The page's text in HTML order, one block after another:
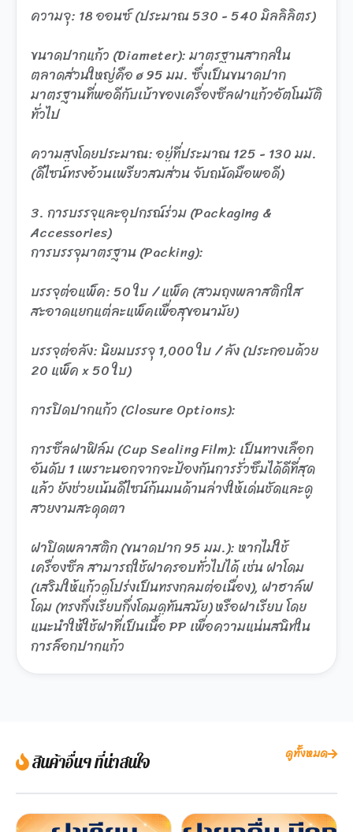
ความจุ: 18 ออนซ์ (ประมาณ 530 - 540 มิลลิลิตร)
ขนาดปากแก้ว (Diameter): มาตรฐานสากลใน
ตลาดส่วนใหญ่คือ ø 95 มม. ซึ่งเป็นขนาดปาก
มาตรฐานที่พอดีกับเบ้าของเครื่องซีลฝาแก้วอัตโนมัติ
ทั่วไป
ความสูงโดยประมาณ: อยู่ที่ประมาณ 125 - 130 มม.
(ดีไซน์ทรงอ้วนเพรียวสมส่วน จับถนัดมือพอดี)
3. การบรรจุและอุปกรณ์ร่วม (Packaging &
Accessories)
การบรรจุมาตรฐาน (Packing):
บรรจุต่อแพ็ค: 50 ใบ / แพ็ค (สวมถุงพลาสติกใส
สะอาดแยกแต่ละแพ็คเพื่อสุขอนามัย)
บรรจุต่อลัง: นิยมบรรจุ 1,000 ใบ / ลัง (ประกอบด้วย
20 แพ็ค x 50 ใบ)
การปิดปากแก้ว (Closure Options):
การซีลฝาฟิล์ม (Cup Sealing Film): เป็นทางเลือก
อันดับ 1 เพราะนอกจากจะป้องกันการรั่วซึมได้ดีที่สุด
แล้ว ยังช่วยเน้นดีไซน์ก้นมนด้านล่างให้เด่นชัดและดู
สวยงามสะดุดตา
ฝาปิดพลาสติก (ขนาดปาก 95 มม.): หากไม่ใช้
เครื่องซีล สามารถใช้ฝาครอบทั่วไปได้ เช่น ฝาโดม
(เสริมให้แก้วดูโปร่งเป็นทรงกลมต่อเนื่อง), ฝาฮาล์ฟ
โดม (ทรงกึ่งเรียบกึ่งโดมดูทันสมัย) หรือฝาเรียบ โดย
แนะนำให้ใช้ฝาที่เป็นเนื้อ PP เพื่อความแน่นสนิทใน
การล็อกปากแก้ว
สินค้าอื่นๆ ที่น่าสนใจ ดูทั้งหมด